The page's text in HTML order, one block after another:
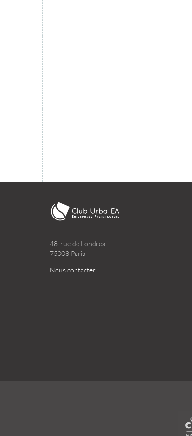
48, rue de Londres
75008 Paris
Nous contacter